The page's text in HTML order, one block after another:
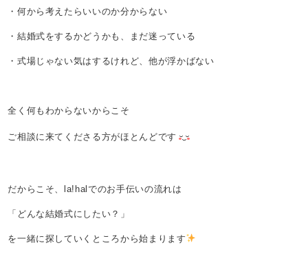
・何から考えたらいいのか分からない
・結婚式をするかどうかも、まだ迷っている
・式場じゃない気はするけれど、他が浮かばない
全く何もわからないからこそ
ご相談に来てくださる方がほとんどです
だからこそ、la!halでのお手伝いの流れは
「どんな結婚式にしたい？」
を一緒に探していくところから始まります